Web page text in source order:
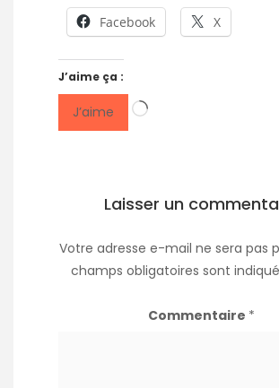
Facebook X
J’aime ça :
J’aime Chargement…
Laisser un
Votre adresse e-mail ne sera pas
champs obligatoires sont
Commentaire *